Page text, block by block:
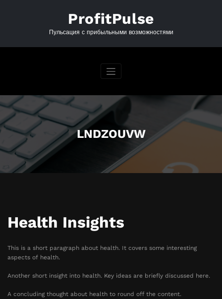
ProfitPulse
Пульсация с прибыльными возможностями
LNDZOUVW
Health Insights
This is a short paragraph about health. It covers some interesting
aspects of health.
Another short insight into health. Key ideas are briefly discussed here.
A concluding thought about health to round off the content.